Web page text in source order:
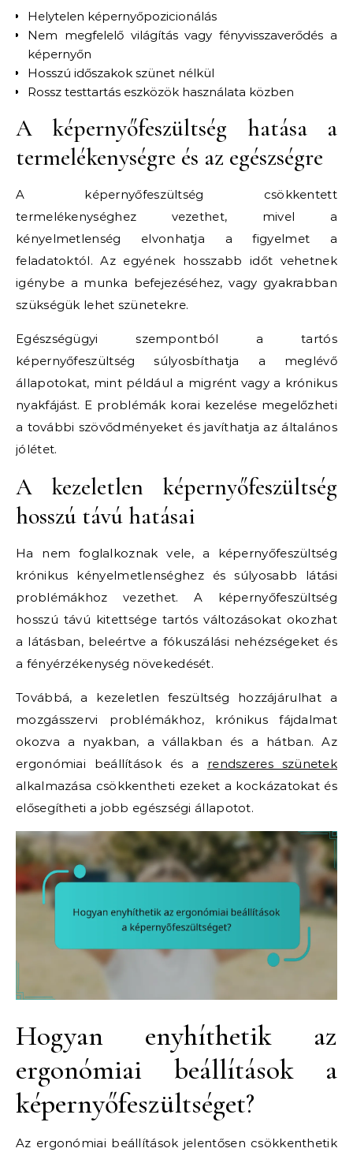
Helytelen képernyőpozicionálás
Nem megfelelő világítás vagy fényvisszaverődés a
képernyőn
Hosszú időszakok szünet nélkül
Rossz testtartás eszközök használata közben
A képernyőfeszültség hatása a
termelékenységre és az egészségre
A képernyőfeszültség csökkentett
termelékenységhez vezethet, mivel a
kényelmetlenség elvonhatja a figyelmet a
feladatoktól. Az egyének hosszabb időt vehetnek
igénybe a munka befejezéséhez, vagy gyakrabban
szükségük lehet szünetekre.
Egészségügyi szempontból a tartós
képernyőfeszültség súlyosbíthatja a meglévő
állapotokat, mint például a migrént vagy a krónikus
nyakfájást. E problémák korai kezelése megelőzheti
a további szövődményeket és javíthatja az általános
jólétet.
A kezeletlen képernyőfeszültség
hosszú távú hatásai
Ha nem foglalkoznak vele, a képernyőfeszültség
krónikus kényelmetlenséghez és súlyosabb látási
problémákhoz vezethet. A képernyőfeszültség
hosszú távú kitettsége tartós változásokat okozhat
a látásban, beleértve a fókuszálási nehézségeket és
a fényérzékenység növekedését.
Továbbá, a kezeletlen feszültség hozzájárulhat a
mozgásszervi problémákhoz, krónikus fájdalmat
okozva a nyakban, a vállakban és a hátban. Az
ergonómiai beállítások és a rendszeres szünetek
alkalmazása csökkentheti ezeket a kockázatokat és
elősegítheti a jobb egészségi állapotot.
Hogyan enyhíthetik az
ergonómiai beállítások a
képernyőfeszültséget?
Az ergonómiai beállítások jelentősen csökkenthetik